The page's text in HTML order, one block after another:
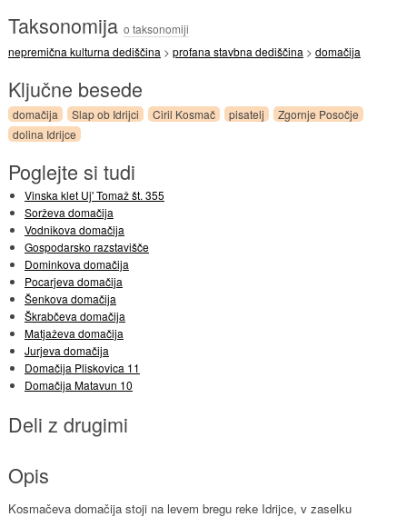
Taksonomija o taksonomiji
nepremična kulturna dediščina > profana stavbna dediščina > domačija
Ključne besede
domačija Slap ob Idrijci Ciril Kosmač pisatelj
Zgornje Posočje
dolina Idrijce
Poglejte si tudi
Vinska klet Uj' Tomaž št. 355
Sorževa domačija
Vodnikova domačija
Gospodarsko razstavišče
Dominkova domačija
Pocarjeva domačija
Šenkova domačija
Škrabčeva domačija
Matjaževa domačija
Jurjeva domačija
Domačija Pliskovica 11
Domačija Matavun 10
Deli z drugimi
Opis
Kosmačeva domačija stoji na levem bregu reke Idrijce, v zaselku